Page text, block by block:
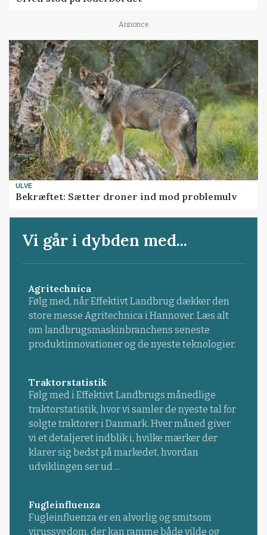
Annonce
ULVE
Bekræftet: Sætter droner ind mod problemulv
Vi går i dybden med...
Agritechnica
Følg med, når Effektivt Landbrug dækker den
store messe Agritechnica i Hannover. Læs alt
om landbrugsmaskinbranchens seneste
produktinnovationer og de nyeste teknologier.
Traktorstatistik
Følg med i Effektivt Landbrugs månedlige
traktorstatistik, hvor vi samler de nyeste tal for
solgte traktorer i Danmark. Hver måned giver
vi et detaljeret indblik i, hvilke mærker der
klarer sig bedst på markedet, hvordan
udviklingen ser ud ...
Fugleinfluenza
Fugleinfluenza er en alvorlig og smitsom
virussygdom, der kan ramme både vilde og